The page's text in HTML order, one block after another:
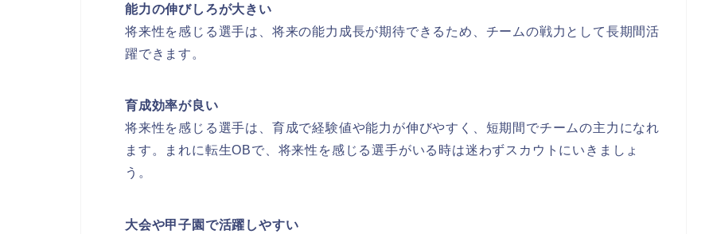
能力の伸びしろが大きい
将来性を感じる選手は、将来の能力成長が期待できるため、チームの戦力として長期間活
躍できます。​
育成効率が良い
将来性を感じる選手は、育成で経験値や能力が伸びやすく、短期間でチームの主力になれ
ます。​まれに転生OBで、将来性を感じる選手がいる時は迷わずスカウトにいきましょ
う。
大会や甲子園で活躍しやすい